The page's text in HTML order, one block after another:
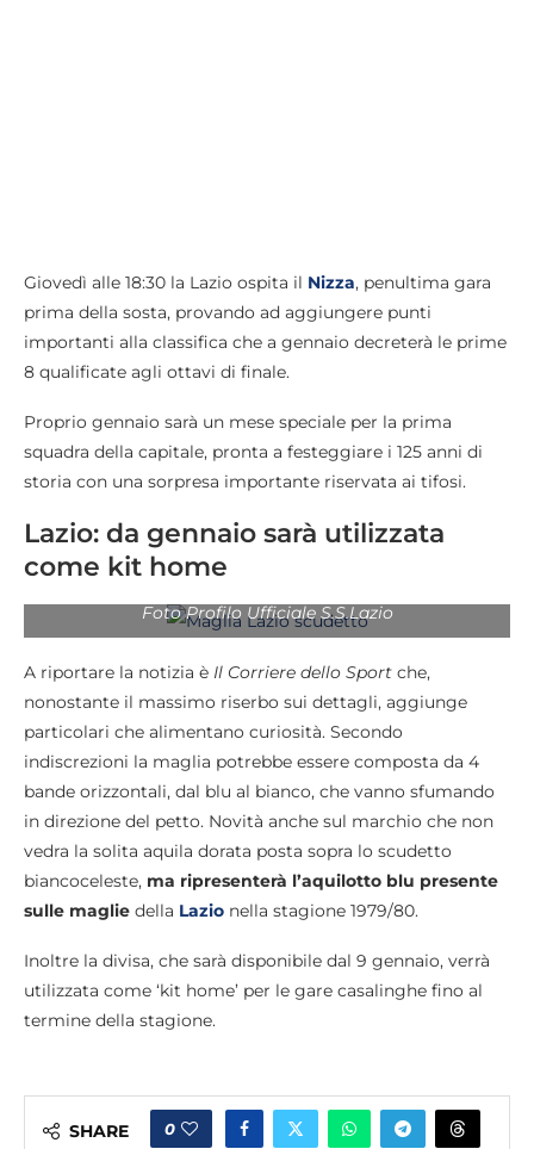
Giovedì alle 18:30 la Lazio ospita il Nizza, penultima gara
prima della sosta, provando ad aggiungere punti
importanti alla classifica che a gennaio decreterà le prime
8 qualificate agli ottavi di finale.
Proprio gennaio sarà un mese speciale per la prima
squadra della capitale, pronta a festeggiare i 125 anni di
storia con una sorpresa importante riservata ai tifosi.
Lazio: da gennaio sarà utilizzata
come kit home
Foto Profilo Ufficiale S.S.Lazio
A riportare la notizia è Il Corriere dello Sport che,
nonostante il massimo riserbo sui dettagli, aggiunge
particolari che alimentano curiosità. Secondo
indiscrezioni la maglia potrebbe essere composta da 4
bande orizzontali, dal blu al bianco, che vanno sfumando
in direzione del petto. Novità anche sul marchio che non
vedra la solita aquila dorata posta sopra lo scudetto
biancoceleste, ma ripresenterà l’aquilotto blu presente
sulle maglie della Lazio nella stagione 1979/80.
Inoltre la divisa, che sarà disponibile dal 9 gennaio, verrà
utilizzata come ‘kit home’ per le gare casalinghe fino al
termine della stagione.
SHARE 0